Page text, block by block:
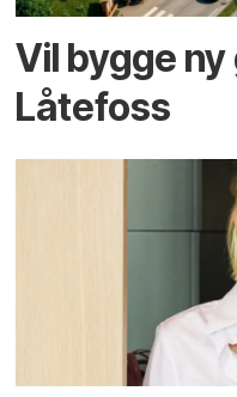
Vil bygge
Låtefoss